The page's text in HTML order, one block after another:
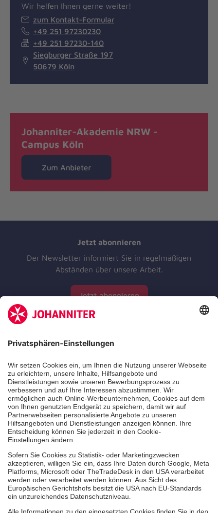
Wir helfen Ihnen gerne weiter!
zum Kontakt-Formular
+49 251 97230230
+49 251 97230-140
Siegburger Straße 197
50679 Köln
Johanniter-Akademie NRW -
Campus Köln
Zum Anbieter
Jetzt abonnieren
Der Newsletter informiert Sie in regelmäßigen
Abständen über unsere Arbeit.
Jetzt abonnieren
Zertifizierung der Johanniter-Unfall-Hilfe e.V.
Die Johanniter GmbH führt das Spendenzertifikat
des Deutschen Spendenrats e.V.
Über uns